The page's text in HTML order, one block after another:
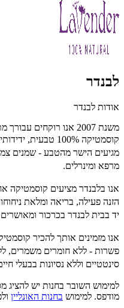
לבנדר
אודות לבנדר
משנת 2007 אנו רוקחים
קוסמטיקה 100% טבעית, ידידותית לאדם ולסביבה.
מגיעים הישר מהטבע - שמנים
מרפא ומינרלים.
אנו בלבנדר מציעים
הזנה פעילה, בריאה ומלאת
יד בבית לבנדר בכרכור
פשרות - ללא חומרים משמרים,
סינטטיים וללא נסיונות בבעלי
מודפס. למימוש בחנות האונליין